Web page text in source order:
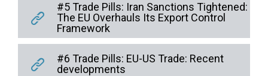
#5 Trade Pills: Iran Sanctions Tightened:
The EU Overhauls Its Export Control
Framework
#6 Trade Pills: EU-US Trade: Recent
developments